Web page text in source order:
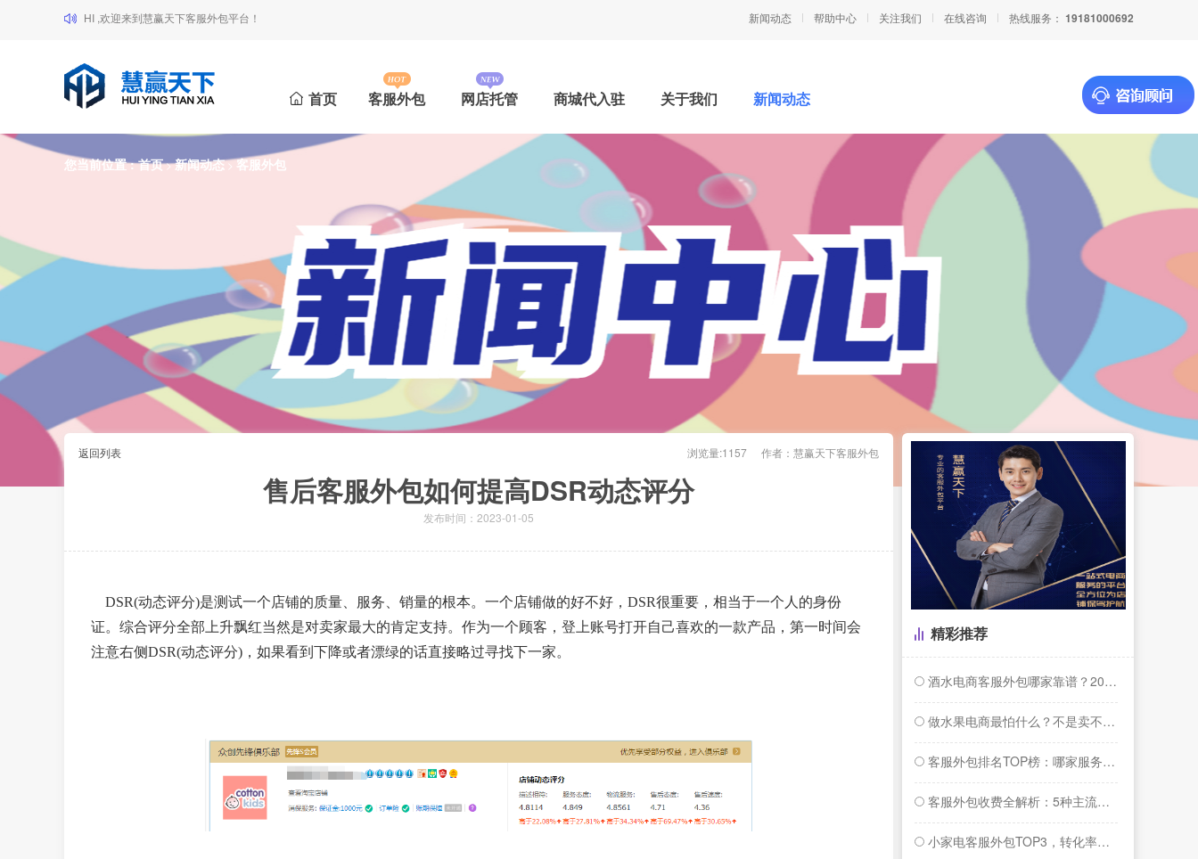
HI ,欢迎来到慧赢天下客服外包平台！ 新闻动态 帮助中心 关注我们 在线咨询 热线服务： 19181000692
首页 客服外包 网店托管 商城代入驻 关于我们 新闻动态
您当前位置 :首页>新闻动态>客服外包
返回列表 浏览量:1157 作者：慧赢天下客服外包
售后客服外包如何提高DSR动态评分
发布时间：2023-01-05
DSR(动态评分)是测试一个店铺的质量、服务、销量的根本。一个店铺做的好不好，DSR很重要，相当于一个人的身份
证。综合评分全部上升飘红当然是对卖家最大的肯定支持。作为一个顾客，登上账号打开自己喜欢的一款产品，第一时间会
注意右侧DSR(动态评分)，如果看到下降或者漂绿的话直接略过寻找下一家。
精彩推荐
酒水电商客服外包哪家靠谱？2026年专业...
做水果电商最怕什么？不是卖不动，是卖爆了...
客服外包排名TOP榜：哪家服务商更懂你的...
客服外包收费全解析：5种主流模式与行业报...
小家电客服外包TOP3，转化率提升26%...